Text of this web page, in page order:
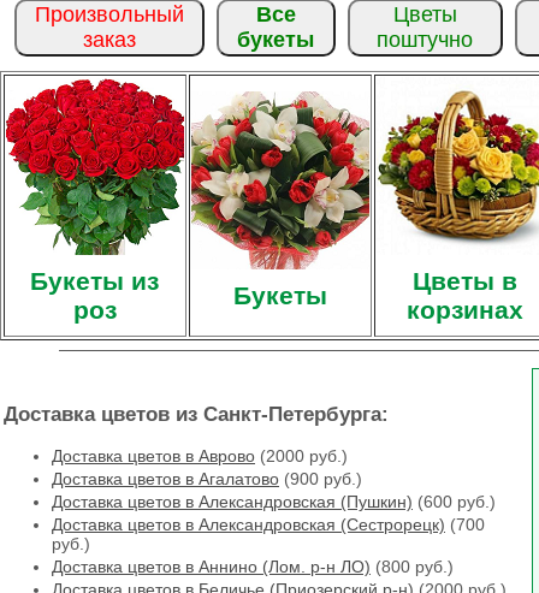
Произвольный
заказ
Все
букеты
Цветы
поштучно
Букеты из
роз
Букеты
Цветы в
корзинах
Доставка цветов из Санкт-Петербурга:
Доставка цветов в Аврово (2000 руб.)
Доставка цветов в Агалатово (900 руб.)
Доставка цветов в Александровская (Пушкин) (600 руб.)
Доставка цветов в Александровская (Сестрорецк) (700
руб.)
Доставка цветов в Аннино (Лом. р-н ЛО) (800 руб.)